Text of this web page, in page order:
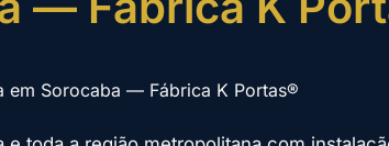
em Sorocaba — Fábrica K Portas®